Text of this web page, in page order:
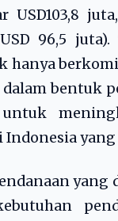
USD103,8
96,5 juta).
hanya
bentuk
yang